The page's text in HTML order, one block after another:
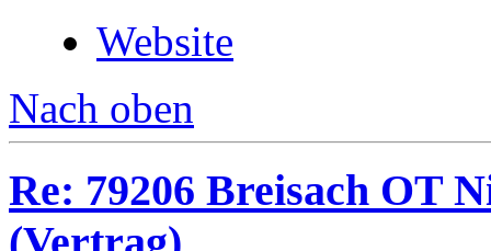
Website
Nach oben
Re: 79206 Breisach OT